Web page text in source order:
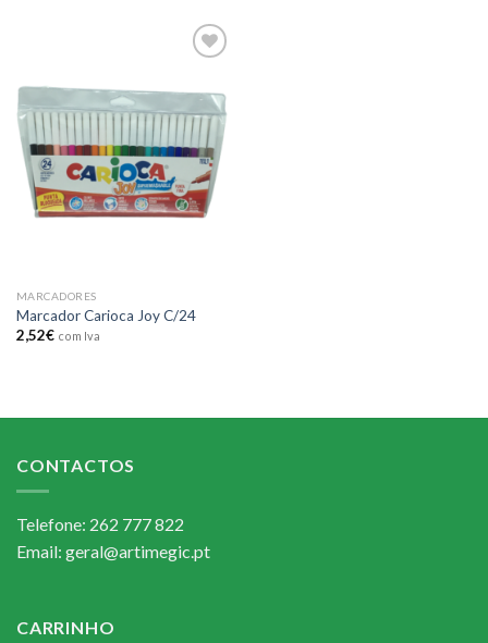
Add to
wishlist
MARCADORES
Marcador Carioca Joy C/24
2,52€ com Iva
CONTACTOS
Telefone: 262 777 822
Email: geral@artimegic.pt
CARRINHO